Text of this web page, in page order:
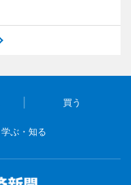
買う
学ぶ・知る